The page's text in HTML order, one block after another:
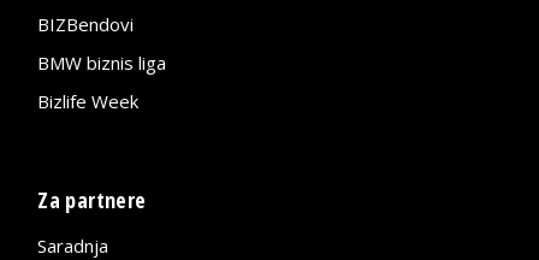
BIZBendovi
BMW biznis liga
Bizlife Week
Za partnere
Saradnja